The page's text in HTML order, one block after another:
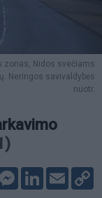
zonas, Nidos svečiams
Neringos savivaldybės
nuotr.
Messenger
LinkedIn
Email